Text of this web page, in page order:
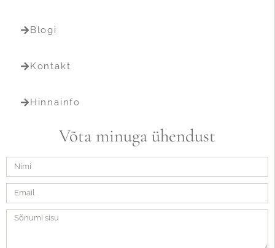
Blogi
Kontakt
Hinnainfo
Võta minuga ühendust